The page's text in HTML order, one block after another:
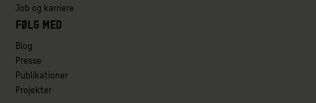
Job og karriere
Følg med
Blog
Presse
Publikationer
Projekter